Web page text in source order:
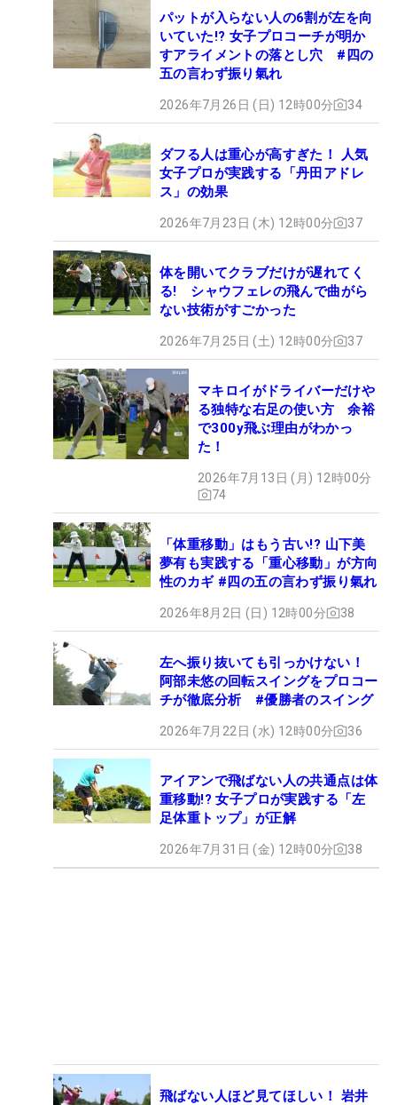
パットが入らない人の6割が左を向
いていた!? 女子プロコーチが明か
すアライメントの落とし穴 #四の
五の言わず振り氣れ
2026年7月26日 (日) 12時00分 34
ダフる人は重心が高すぎた！ 人気
女子プロが実践する「丹田アドレ
ス」の効果
2026年7月23日 (木) 12時00分 37
体を開いてクラブだけが遅れてく
る! シャウフェレの飛んで曲がら
ない技術がすごかった
2026年7月25日 (土) 12時00分 37
マキロイがドライバーだけや
る独特な右足の使い方 余裕
で300y飛ぶ理由がわかっ
た！
2026年7月13日 (月) 12時00分
74
「体重移動」はもう古い!? 山下美
夢有も実践する「重心移動」が方向
性のカギ #四の五の言わず振り氣れ
2026年8月2日 (日) 12時00分 38
左へ振り抜いても引っかけない！
阿部未悠の回転スイングをプロコー
チが徹底分析 #優勝者のスイング
2026年7月22日 (水) 12時00分 36
アイアンで飛ばない人の共通点は体
重移動!? 女子プロが実践する「左
足体重トップ」が正解
2026年7月31日 (金) 12時00分 38
飛ばない人ほど見てほしい！ 岩井